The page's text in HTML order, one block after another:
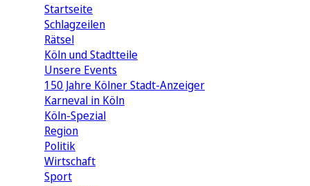
Startseite
Schlagzeilen
Rätsel
Köln und Stadtteile
Unsere Events
150 Jahre Kölner Stadt-Anzeiger
Karneval in Köln
Köln-Spezial
Region
Politik
Wirtschaft
Sport